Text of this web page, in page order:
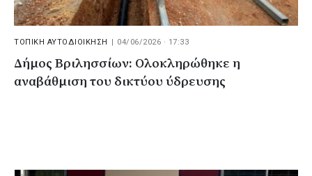
ΤΟΠΙΚΗ ΑΥΤΟΔΙΟΙΚΗΣΗ | 04/06/2026 · 17:33
Δήμος Βριλησσίων: Ολοκληρώθηκε η
αναβάθμιση του δικτύου ύδρευσης